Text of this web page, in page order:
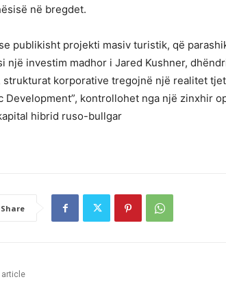
në bregdet.
publikisht projekti masiv turistik, që
një investim madhor i Jared Kushner,
strukturat korporative tregojnë një realitet
Development”, kontrollohet nga një zinxhir
hibrid ruso-bullgar
Share
article